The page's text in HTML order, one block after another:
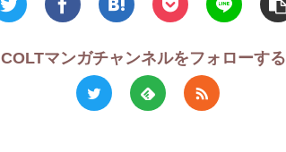
COLTマンガチャンネルをフォローする